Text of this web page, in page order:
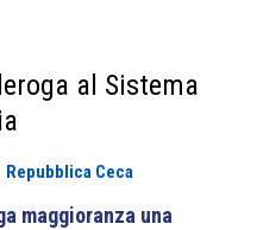
al Sistema
Repubblica Ceca
maggioranza una